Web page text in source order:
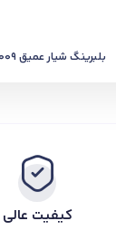
بلبرینگ شیار عمیق SKF 16009
کیفیت عالی